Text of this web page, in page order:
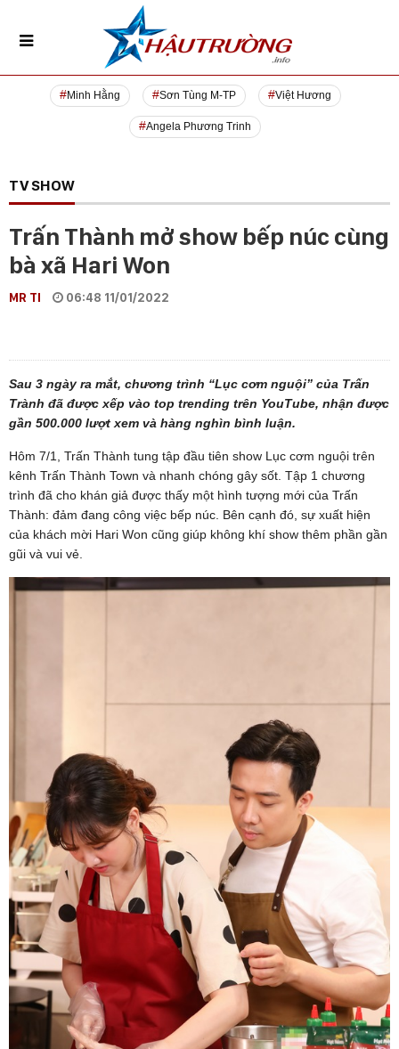
Minh Hằng Sơn Tùng M-TP Việt Hương
Angela Phương Trinh
TV SHOW
Trấn Thành mở show bếp núc cùng
bà xã Hari Won
MR TI 06:48 11/01/2022
Sau 3 ngày ra mắt, chương trình “Lục cơm nguội” của Trấn
Trành đã được xếp vào top trending trên YouTube, nhận được
gần 500.000 lượt xem và hàng nghìn bình luận.
Hôm 7/1, Trấn Thành tung tập đầu tiên show Lục cơm nguội trên
kênh Trấn Thành Town và nhanh chóng gây sốt. Tập 1 chương
trình đã cho khán giả được thấy một hình tượng mới của Trấn
Thành: đảm đang công việc bếp núc. Bên cạnh đó, sự xuất hiện
của khách mời Hari Won cũng giúp không khí show thêm phần gần
gũi và vui vẻ.